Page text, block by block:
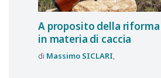
A proposito della
in materia di caccia
Massimo SICLARI